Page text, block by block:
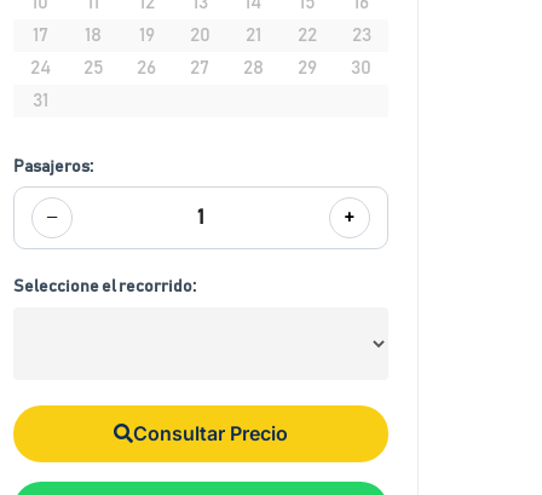
17
18 19 20 21 22
23
24
25 26 27 28 29
30
31
Pasajeros:
− 1 +
Seleccione el recorrido:
Consultar Precio